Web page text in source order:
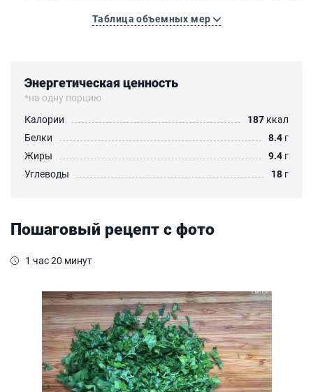
Таблица объемных мер
Энергетическая ценность
*на одну порцию
Калории
187 ккал
Белки
8.4 г
Жиры
9.4 г
Углеводы
18 г
Пошаговый рецепт с фото
1 час 20 минут